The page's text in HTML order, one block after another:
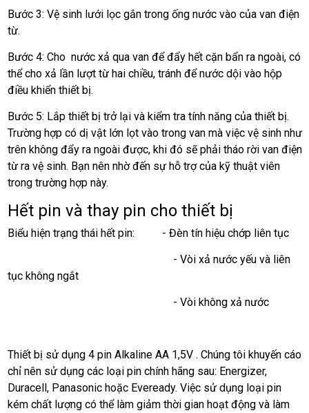
Bước 3: Vệ sinh lưới lọc gắn trong ống nước vào của van điện
từ.
Bước 4: Cho nước xả qua van để đẩy hết cặn bẩn ra ngoài, có
thể cho xả lần lượt từ hai chiều, tránh để nước dội vào hộp
điều khiển thiết bị.
Bước 5: Lắp thiết bị trở lại và kiểm tra tính năng của thiết bị.
Trường hợp có dị vật lớn lọt vào trong van mà việc vệ sinh như
trên không đẩy ra ngoài được, khi đó sẽ phải tháo rời van điện
từ ra vệ sinh. Bạn nên nhờ đến sự hỗ trợ của kỹ thuật viên
trong trường hợp này.
Hết pin và thay pin cho thiết bị
Biểu hiện trạng thái hết pin: - Đèn tín hiệu chớp liên tục
- Vòi xả nước yếu và liên
tục không ngắt
- Vòi không xả nước
Thiết bị sử dụng 4 pin Alkaline AA 1,5V . Chúng tôi khuyến cáo
chỉ nên sử dụng các loại pin chính hãng sau: Energizer,
Duracell, Panasonic hoặc Eveready. Việc sử dụng loại pin
kém chất lượng có thể làm giảm thời gian hoạt động và làm